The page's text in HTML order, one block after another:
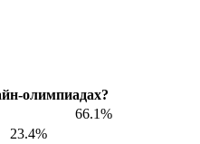
олимпиадах?
66.1%
23.4%